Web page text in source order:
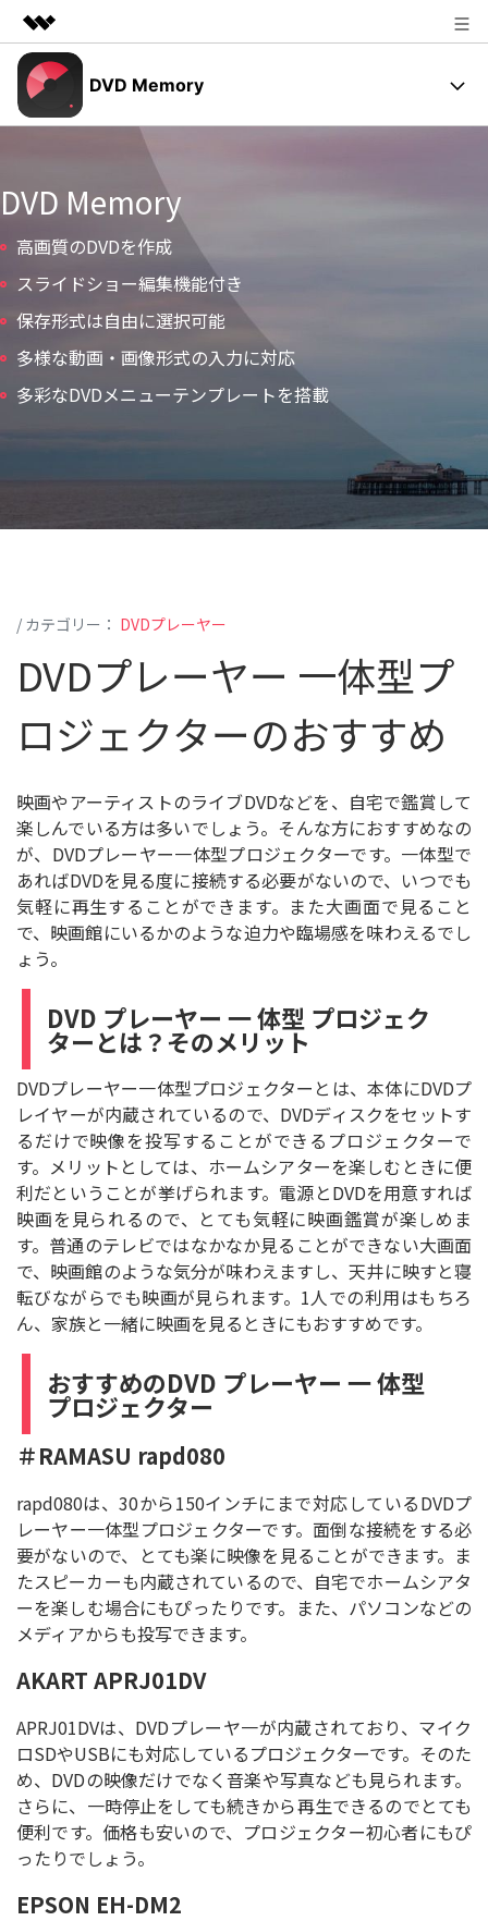
製品
AIGCサービス
法人・教育・パートナー
ソリューション
サポート
DVD Memory
DVD メニュー
操作ガイド
動作環境
ユーザーの声
サポート
DVD作成の基本とコツ
もっと見る
DVD Memory
高画質のDVDを作成
スライドショー編集機能付き
保存形式は自由に選択可能
多様な動画・画像形式の入力に対応
多彩なDVDメニューテンプレートを搭載
/ カテゴリー： DVDプレーヤー
DVDプレーヤー 一体型プ
ロジェクターのおすすめ
映画やアーティストのライブDVDなどを、自宅で鑑賞して
楽しんでいる方は多いでしょう。そんな方におすすめなの
が、DVDプレーヤー一体型プロジェクターです。一体型で
あればDVDを見る度に接続する必要がないので、いつでも
気軽に再生することができます。また大画面で見ること
で、映画館にいるかのような迫力や臨場感を味わえるでし
ょう。
DVD プレーヤー 一 体型 プロジェク
ターとは？そのメリット
DVDプレーヤー一体型プロジェクターとは、本体にDVDプ
レイヤーが内蔵されているので、DVDディスクをセットす
るだけで映像を投写することができるプロジェクターで
す。メリットとしては、ホームシアターを楽しむときに便
利だということが挙げられます。電源とDVDを用意すれば
映画を見られるので、とても気軽に映画鑑賞が楽しめま
す。普通のテレビではなかなか見ることができない大画面
で、映画館のような気分が味わえますし、天井に映すと寝
転びながらでも映画が見られます。1人での利用はもちろ
ん、家族と一緒に映画を見るときにもおすすめです。
おすすめのDVD プレーヤー 一 体型
プロジェクター
＃RAMASU rapd080
rapd080は、30から150インチにまで対応しているDVDプ
レーヤー一体型プロジェクターです。面倒な接続をする必
要がないので、とても楽に映像を見ることができます。ま
たスピーカーも内蔵されているので、自宅でホームシアタ
ーを楽しむ場合にもぴったりです。また、パソコンなどの
メディアからも投写できます。
AKART APRJ01DV
APRJ01DVは、DVDプレーヤ一が内蔵されており、マイク
ロSDやUSBにも対応しているプロジェクターです。そのた
め、DVDの映像だけでなく音楽や写真なども見られます。
さらに、一時停止をしても続きから再生できるのでとても
便利です。価格も安いので、プロジェクター初心者にもぴ
ったりでしょう。
EPSON EH-DM2